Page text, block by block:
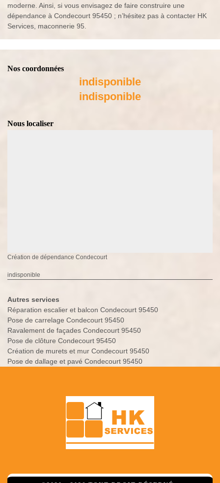
moderne. Ainsi, si vous envisagez de faire construire une
dépendance à Condecourt 95450 ; n’hésitez pas à contacter HK
Services, maconnerie 95.
Nos coordonnées
indisponible
indisponible
Nous localiser
Création de dépendance Condecourt
indisponible
Autres services
Réparation escalier et balcon Condecourt 95450
Pose de carrelage Condecourt 95450
Ravalement de façades Condecourt 95450
Pose de clôture Condecourt 95450
Création de murets et mur Condecourt 95450
Pose de dallage et pavé Condecourt 95450